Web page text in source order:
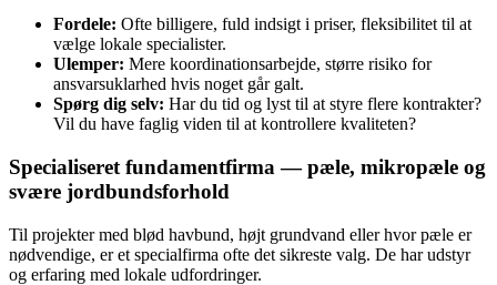
Fordele: Ofte billigere, fuld indsigt i priser, fleksibilitet til at
vælge lokale specialister.
Ulemper: Mere koordinationsarbejde, større risiko for
ansvarsuklarhed hvis noget går galt.
Spørg dig selv: Har du tid og lyst til at styre flere kontrakter?
Vil du have faglig viden til at kontrollere kvaliteten?
Specialiseret fundamentfirma — pæle, mikropæle og
svære jordbundsforhold
Til projekter med blød havbund, højt grundvand eller hvor pæle er
nødvendige, er et specialfirma ofte det sikreste valg. De har udstyr
og erfaring med lokale udfordringer.